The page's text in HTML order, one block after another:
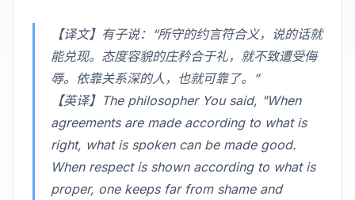
【译文】有子说：“所守的约言符合义，说的话就
能兑现。态度容貌的庄矜合于礼，就不致遭受侮
辱。依靠关系深的人，也就可靠了。”
【英译】The philosopher You said, "When
agreements are made according to what is
right, what is spoken can be made good.
When respect is shown according to what is
proper, one keeps far from shame and